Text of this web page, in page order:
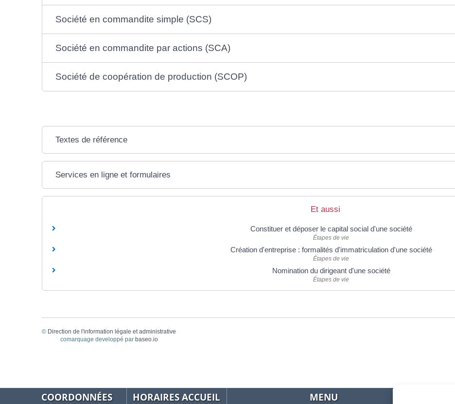
Société en commandite simple (SCS)
Société en commandite par actions (SCA)
Société de coopération de production (SCOP)
Textes de référence
Services en ligne et formulaires
Et aussi
Constituer et déposer le capital social d'une société
Étapes de vie
Création d'entreprise : formalités d'immatriculation d'une société
Étapes de vie
Nomination du dirigeant d'une société
Étapes de vie
© Direction de l'information légale et administrative
comarquage developpé par baseo.io
COORDONNÉES HORAIRES ACCUEIL MENU